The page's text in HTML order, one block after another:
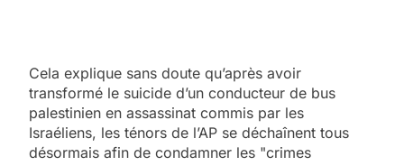
Cela explique sans doute qu’après avoir
transformé le suicide d’un conducteur de bus
palestinien en assassinat commis par les
Israéliens, les ténors de l’AP se déchaînent tous
désormais afin de condamner les "crimes